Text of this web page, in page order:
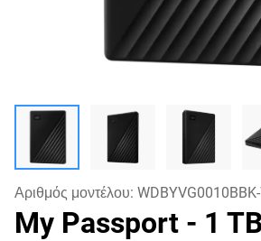
Αριθμός μοντέλου:
My Passport - 1